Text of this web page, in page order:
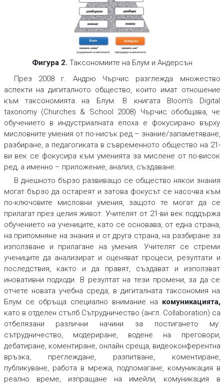
Фигура 2. Таксономиите на Блум и Андерсън
През 2008 г. Андрю Чърчис разглежда множество
аспекти на дигиталното общество, които имат отношение
към таксономията на Блум. В книгата Bloom’s Digital
taxonomy (Churches & School 2008) Чърчис обобщава, че
обучението в индустриалната епоха е фокусирано върху
мисловните умения от по-нисък ред – знание/запаметяване,
разбиране, а педагогиката в съвременното общество на 21-
ви век се фокусира към уменията за мислене от по-висок
ред, а именно – приложение, анализ, създаване.
В днешното бързо развиващо се общество някои знания
могат бързо да остареят и затова фокусът се насочва към
по-ключовите мисловни умения, защото те могат да се
прилагат през целия живот. Учителят от 21-ви век поддържа
обучението на учениците, като се основава, от една страна,
на припомняне на знания и от друга страна, на разбиране за
използване и прилагане на умения. Учителят се стреми
учениците да анализират и оценяват процеси, резултати и
последствия, както и да правят, създават и използват
иновативни подходи. В резултат на тези промени, за да се
отчете новата учебна среда, в дигиталната таксономия на
Блум се обръща специално внимание на комуникацията,
като в отделен стълбСътрудничество (англ. Collaboration) са
отбелязани различни начини за постигането му:
сътрудничество, модериране, водене на преговори,
дебатиране, коментиране, онлайн среща, видеоконферентна
връзка, преглеждане, разпитване, коментиране,
публикуване, работа в мрежа, подпомагане, комуникация в
реално време, изпращане на имейли, комуникация в